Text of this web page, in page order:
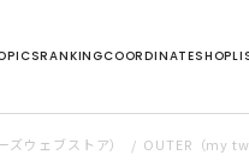
RANKINGCOORDINATE
ズウェブストア） OUTER（my